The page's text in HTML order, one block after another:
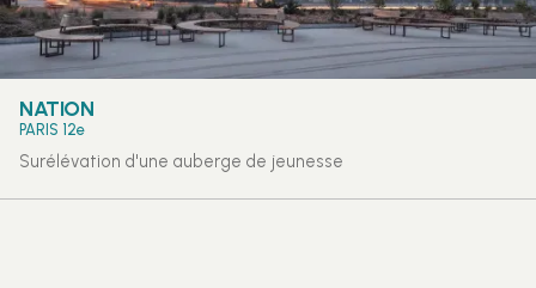
NATION
PARIS 12e
Surélévation d'une auberge de jeunesse